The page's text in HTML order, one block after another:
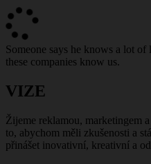
Someone says he knows a lot
these companies know us.
VIZE
Žijeme reklamou, marketingem
to, abychom měli zkušenosti a
přinášet inovativní, kreativní a